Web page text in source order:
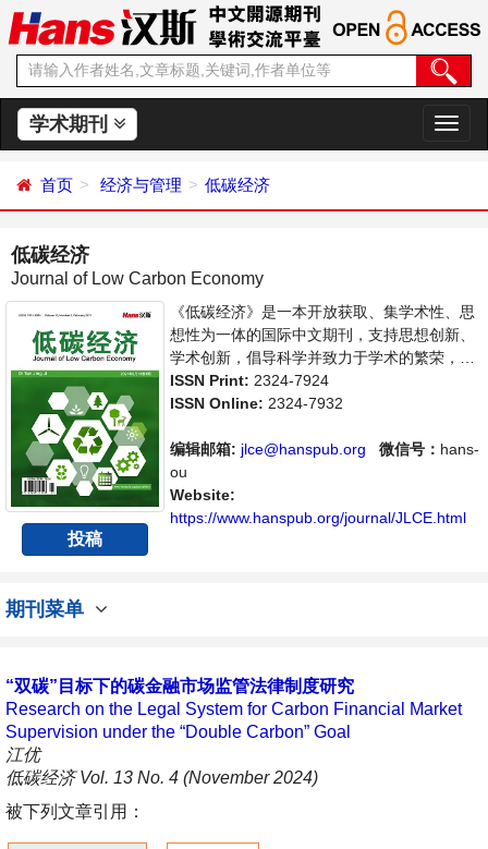
学术期刊
切
换
首页 经济与管理 低碳经济
低碳经济
Journal of Low Carbon Economy
投稿
《低碳经济》是一本开放获取、集学术性、思
想性为一体的国际中文期刊，支持思想创新、
学术创新，倡导科学并致力于学术的繁荣，旨
在给世界范围内的能源环境研究者、能源环境
工作者等研究并关注能源环境发展的人员提供
台。
ISSN Print: 2324-7924
ISSN Online: 2324-7932
编辑邮箱: jlce@hanspub.org 微信号： hans-
ou
Website:
https://www.hanspub.org/journal/JLCE.html
期刊菜单
“双碳”目标下的碳金融市场监管法律制度研究
Research on the Legal System for Carbon Financial Market
Supervision under the “Double Carbon” Goal
江优
低碳经济 Vol. 13 No. 4 (November 2024)
被下列文章引用：